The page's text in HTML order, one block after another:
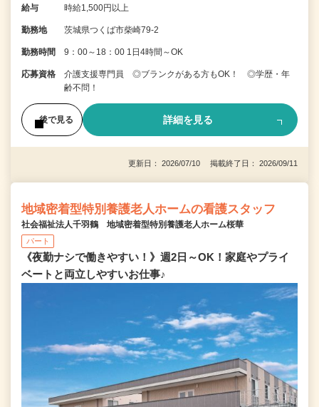
給与 時給1,500円以上
勤務地 茨城県つくば市柴崎79-2
勤務時間 9：00～18：00 1日4時間～OK
応募資格
介護支援専門員 ◎ブランクがある方もOK！ ◎学歴・年
齢不問！
後で見る 詳細を見る
更新日： 2026/07/10 掲載終了日： 2026/09/11
地域密着型特別養護老人ホームの看護スタッフ
社会福祉法人千羽鶴 地域密着型特別養護老人ホーム桜華
パート
《夜勤ナシで働きやすい！》週2日～OK！家庭やプライ
ベートと両立しやすいお仕事♪